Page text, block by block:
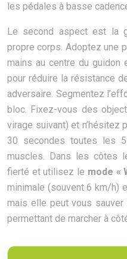
les pédales à basse
Le second aspect est la
propre corps. Adoptez une
mains au centre du guidon
pour réduire la résistance
adversaire. Segmentez
bloc. Fixez-vous des
virage suivant) et n’hésitez
30 secondes toutes les
muscles. Dans les côtes
fierté et utilisez le mode «
minimale (souvent 6 km/h)
mais elle peut vous sauver
permettant de marcher à